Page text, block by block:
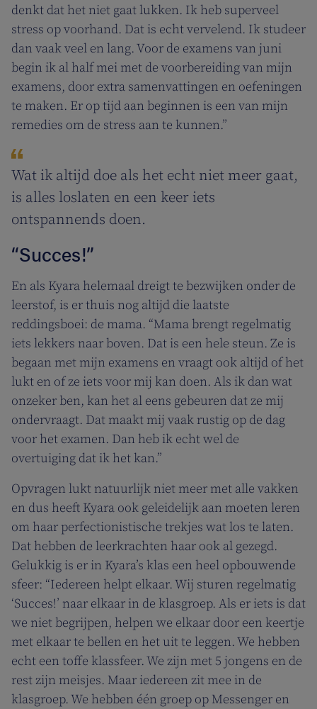
denkt dat het niet gaat lukken. Ik heb superveel
stress op voorhand. Dat is echt vervelend. Ik studeer
dan vaak veel en lang. Voor de examens van juni
begin ik al half mei met de voorbereiding van mijn
examens, door extra samenvattingen en oefeningen
te maken. Er op tijd aan beginnen is een van mijn
remedies om de stress aan te kunnen.”
Wat ik altijd doe als het echt niet meer gaat,
is alles loslaten en een keer iets
ontspannends doen.
“Succes!”
En als Kyara helemaal dreigt te bezwijken onder de
leerstof, is er thuis nog altijd die laatste
reddingsboei: de mama. “Mama brengt regelmatig
iets lekkers naar boven. Dat is een hele steun. Ze is
begaan met mijn examens en vraagt ook altijd of het
lukt en of ze iets voor mij kan doen. Als ik dan wat
onzeker ben, kan het al eens gebeuren dat ze mij
ondervraagt. Dat maakt mij vaak rustig op de dag
voor het examen. Dan heb ik echt wel de
overtuiging dat ik het kan.”
Opvragen lukt natuurlijk niet meer met alle vakken
en dus heeft Kyara ook geleidelijk aan moeten leren
om haar perfectionistische trekjes wat los te laten.
Dat hebben de leerkrachten haar ook al gezegd.
Gelukkig is er in Kyara’s klas een heel opbouwende
sfeer: “Iedereen helpt elkaar. Wij sturen regelmatig
‘Succes!’ naar elkaar in de klasgroep. Als er iets is dat
we niet begrijpen, helpen we elkaar door een keertje
met elkaar te bellen en het uit te leggen. We hebben
echt een toffe klassfeer. We zijn met 5 jongens en de
rest zijn meisjes. Maar iedereen zit mee in de
klasgroep. We hebben één groep op Messenger en